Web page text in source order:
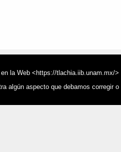
la Web <https://tlachia.iib.unam.mx/>
algún aspecto que debamos corregir